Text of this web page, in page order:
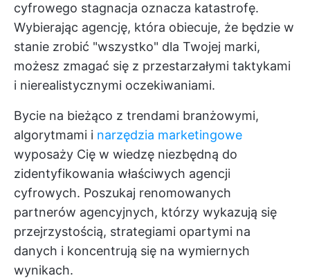
cyfrowego stagnacja oznacza katastrofę.
Wybierając agencję, która obiecuje, że będzie w
stanie zrobić "wszystko" dla Twojej marki,
możesz zmagać się z przestarzałymi taktykami
i nierealistycznymi oczekiwaniami.
Bycie na bieżąco z trendami branżowymi,
algorytmami i narzędzia marketingowe
wyposaży Cię w wiedzę niezbędną do
zidentyfikowania właściwych agencji
cyfrowych. Poszukaj renomowanych
partnerów agencyjnych, którzy wykazują się
przejrzystością, strategiami opartymi na
danych i koncentrują się na wymiernych
wynikach.